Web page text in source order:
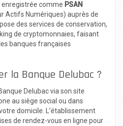
enregistrée comme PSAN
Actifs Numériques) auprès de
des services de conservation,
de cryptomonnaies, faisant
banques françaises
la Banque Delubac ?
Delubac via son site
au siège social ou dans
domicile. L’établissement
de rendez-vous en ligne pour